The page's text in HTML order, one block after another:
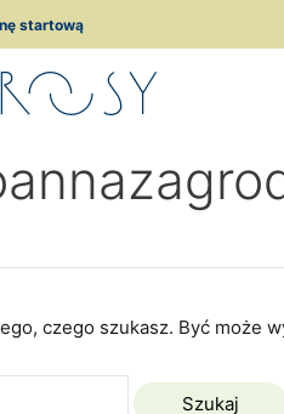
startową
czego szukasz. Być może